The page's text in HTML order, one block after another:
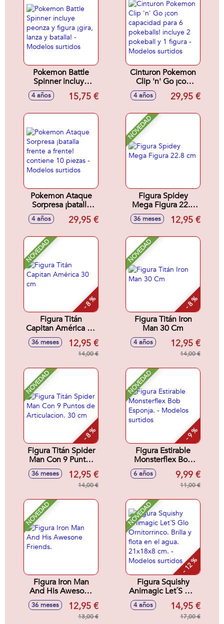
Pokemon Battle
Spinner incluye
peonza y figura
¡gira, lanza y
4 años 15,75 €
Cinturon Pokemon
Clip 'n' Go ¡con
capacidad para 6
pokeballs! incluye
figura - Modelos
surtidos
4 años 29,95 €
Pokemon Ataque
Sorpresa ¡batalla
frente a frente!
contiene 10 piezas
4 años 29,95 €
NOVEDAD
Figura Spidey
Mega Figura 22.8
cm
36 meses 12,95 €
NOVEDAD
- 8 %
Figura Titán
Capitan América 30
cm
36 meses 12,95 €
14,00 €
NOVEDAD
- 8 %
Figura Titán Iron
Man 30 Cm
4 años 12,95 €
14,00 €
NOVEDAD
- 8 %
Figura Titán Spider
Man Con 9 Puntos
de Articulacion. 30
cm
36 meses 12,95 €
14,00 €
NOVEDAD
- 9 %
Figura Estirable
Monsterflex Bob
Esponja. - Modelos
surtidos
6 años 9,99 €
11,00 €
NOVEDAD
Figura Iron Man
And His Awesone
Friends.
36 meses 12,95 €
13,00 €
NOVEDAD
- 12 %
Figura Squishy
Animagic Let´S Glo
Ornitorrinco. Brilla y
flota en el agua.
21x18x8 cm. -
4 años 14,95 €
17,00 €